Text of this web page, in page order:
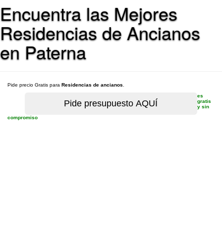
Encuentra las Mejores
Residencias de Ancianos
en Paterna
Pide precio Gratis para Residencias de ancianos
es
gratis
y sin
compromiso